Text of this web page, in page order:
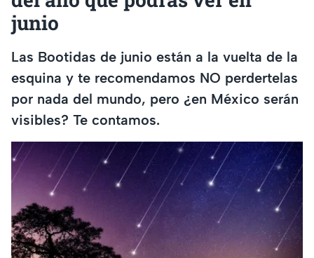
junio
Las Bootidas de junio están a la vuelta de la
esquina y te recomendamos NO perdertelas
por nada del mundo, pero ¿en México serán
visibles? Te contamos.